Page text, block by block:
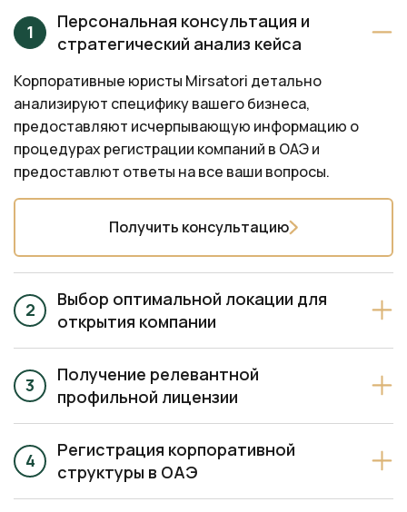
Персональная консультация и
стратегический анализ кейса
Корпоративные юристы Mirsatori детально
анализируют специфику вашего бизнеса,
предоставляют исчерпывающую информацию о
процедурах регистрации компаний в ОАЭ и
предоставлют ответы на все ваши вопросы.
Получить консультацию
Выбор оптимальной локации для
открытия компании
Получение релевантной
профильной лицензии
Регистрация корпоративной
структуры в ОАЭ